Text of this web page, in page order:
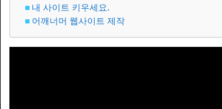
내 사이트 키우세요.
어깨너머 웹사이트 제작